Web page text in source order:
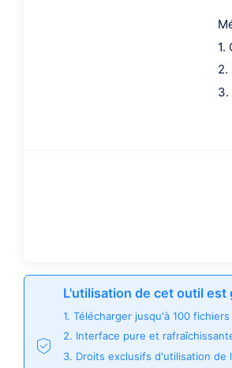
1.
2.
3.
L'utilisation de cet outil est
1. Télécharger jusqu'à 100
2. Interface pure et
3. Droits exclusifs d'utilisation de